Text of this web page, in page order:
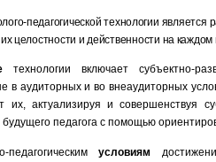
педагогической технологии является
целостности и действенности на каждом
технологии включает субъектно-
в аудиторных и во внеаудиторных
их, актуализируя и совершенствуя
будущего педагога с помощью
педагогическим условиям